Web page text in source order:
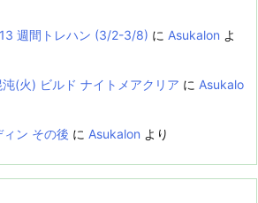
週間トレハン (3/2-3/8) に Asukalon よ
(火) ビルド ナイトメアクリア に Asukalo
ン その後 に Asukalon より